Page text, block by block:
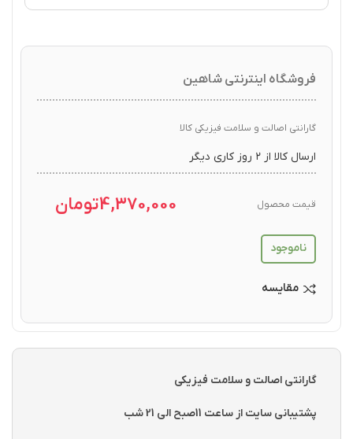
فروشگاه اینترنتی شاهین
گارانتی اصالت و سلامت فیزیکی کالا
ارسال کالا از ۲ روز کاری دیگر
قیمت محصول 4,370,000تومان
ناموجود
مقایسه
گارانتی اصالت و سلامت فیزیکی
پشتیبانی سایت از ساعت 11صبح الی 21 شب